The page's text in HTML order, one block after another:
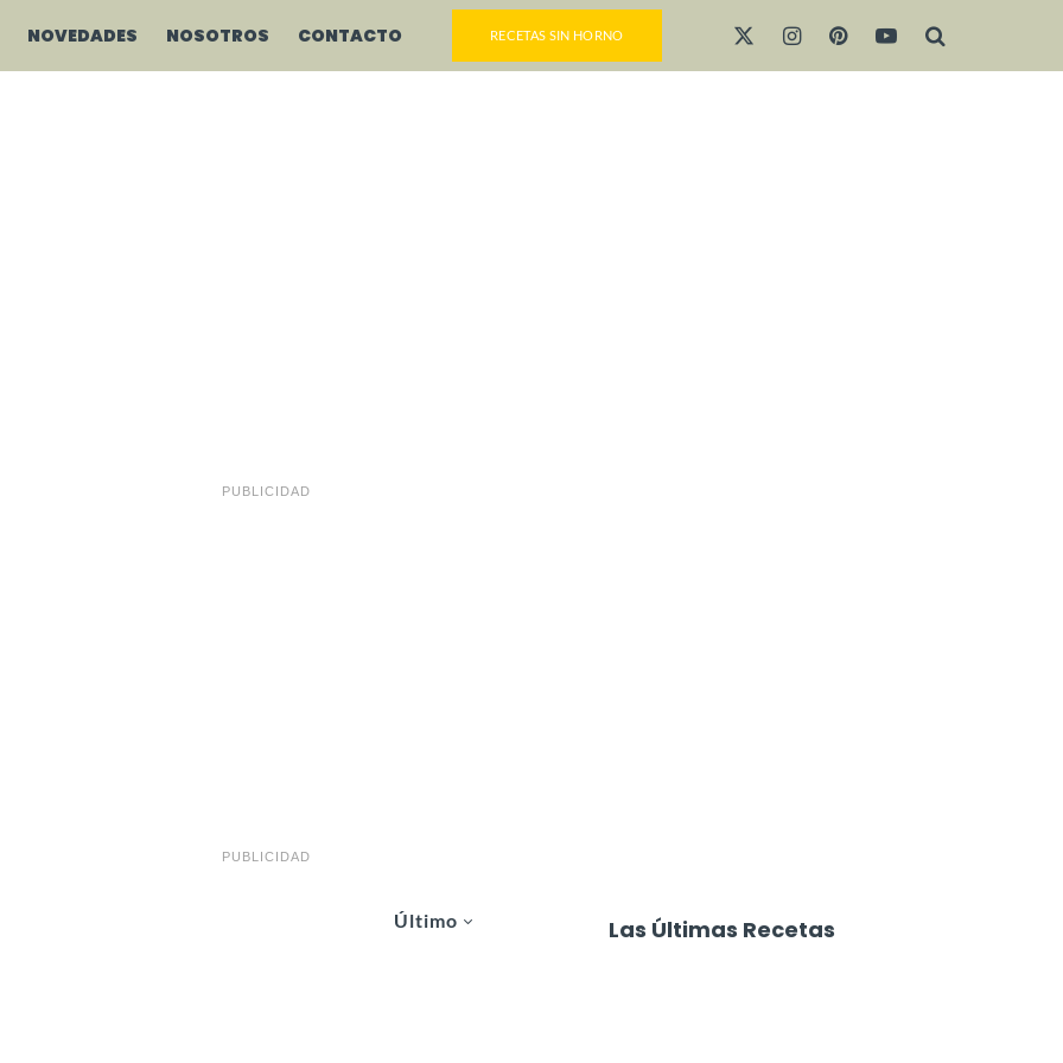
NOVEDADES NOSOTROS CONTACTO RECETAS SIN HORNO
PUBLICIDAD
PUBLICIDAD
Último Las Últimas Recetas